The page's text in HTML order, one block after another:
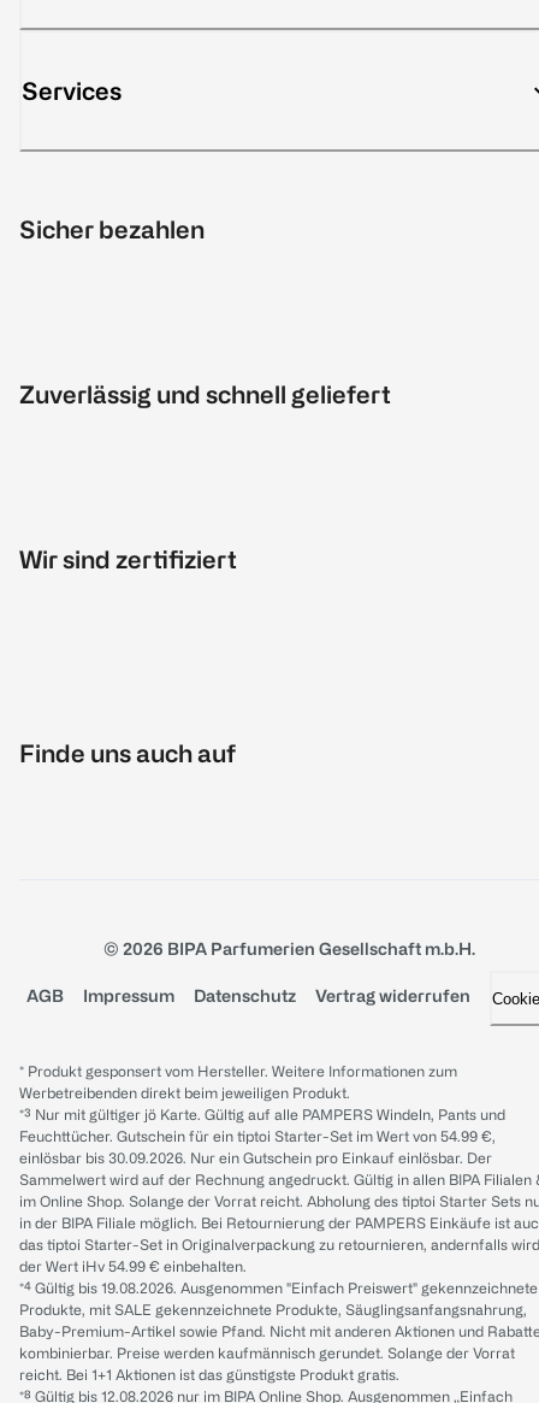
Services
Sicher bezahlen
Zuverlässig und schnell geliefert
Wir sind zertifiziert
Finde uns auch auf
© 2026 BIPA Parfumerien Gesellschaft m.b.H.
AGB Impressum Datenschutz Vertrag widerrufen
* Produkt gesponsert vom Hersteller. Weitere Informationen zum
Werbetreibenden direkt beim jeweiligen Produkt.
*³ Nur mit gültiger jö Karte. Gültig auf alle PAMPERS Windeln, Pants und
Feuchttücher. Gutschein für ein tiptoi Starter-Set im Wert von 54.99 €,
einlösbar bis 30.09.2026. Nur ein Gutschein pro Einkauf einlösbar. Der
Sammelwert wird auf der Rechnung angedruckt. Gültig in allen BIPA Filialen
im Online Shop. Solange der Vorrat reicht. Abholung des tiptoi Starter Sets
in der BIPA Filiale möglich. Bei Retournierung der PAMPERS Einkäufe ist
das tiptoi Starter-Set in Originalverpackung zu retournieren, andernfalls wird
der Wert iHv 54.99 € einbehalten.
*⁴ Gültig bis 19.08.2026. Ausgenommen "Einfach Preiswert" gekennzeichnete
Produkte, mit SALE gekennzeichnete Produkte, Säuglingsanfangsnahrung,
Baby-Premium-Artikel sowie Pfand. Nicht mit anderen Aktionen und
kombinierbar. Preise werden kaufmännisch gerundet. Solange der Vorrat
reicht. Bei 1+1 Aktionen ist das günstigste Produkt gratis.
*⁸ Gültig bis 12.08.2026 nur im BIPA Online Shop. Ausgenommen „Einfach